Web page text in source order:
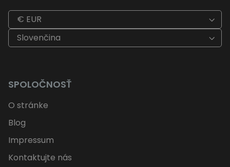
€ EUR
Slovenčina
SPOLOČNOSŤ
O stránke
Blog
Impressum
Kontaktujte nás